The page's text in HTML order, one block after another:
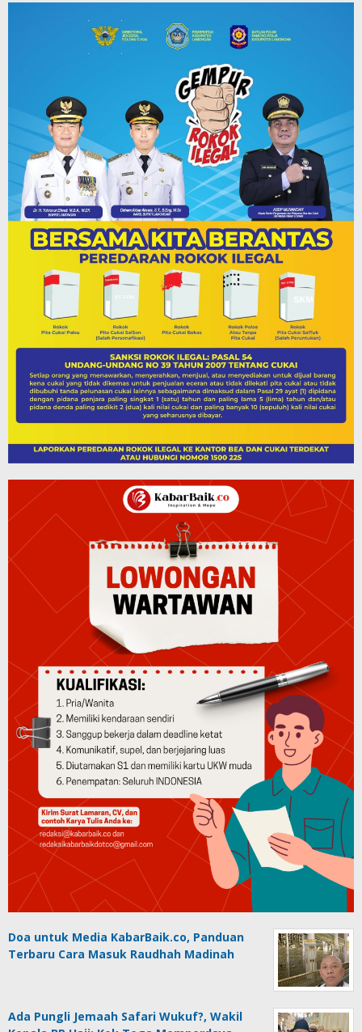
Doa untuk Media KabarBaik.co, Panduan
Terbaru Cara Masuk Raudhah Madinah
Ada Pungli Jemaah Safari Wukuf?, Wakil